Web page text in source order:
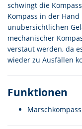
schwingt die
Kompass in der
unübersichtlichen
mechanischer
verstaut werden, da
wieder zu Ausfällen
Funktionen